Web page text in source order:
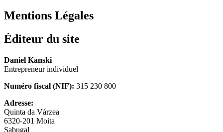
Mentions Légales
Éditeur du site
Daniel Kanski
Entrepreneur individuel
Numéro fiscal (NIF): 315 230 800
Adresse:
Quinta da Várzea
6320-201 Moita
Sabugal